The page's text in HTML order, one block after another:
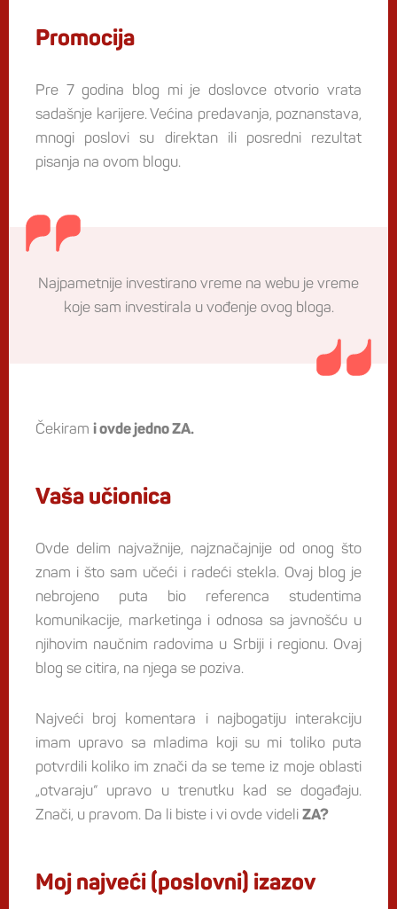
Promocija
Pre 7 godina blog mi je doslovce otvorio vrata
sadašnje karijere. Većina predavanja, poznanstava,
mnogi poslovi su direktan ili posredni rezultat
pisanja na ovom blogu.
Najpametnije investirano vreme na webu je vreme
koje sam investirala u vođenje ovog bloga.
Čekiram i ovde jedno ZA.
Vaša učionica
Ovde delim najvažnije, najznačajnije od onog što
znam i što sam učeći i radeći stekla. Ovaj blog je
nebrojeno puta bio referenca studentima
komunikacije, marketinga i odnosa sa javnošću u
njihovim naučnim radovima u Srbiji i regionu. Ovaj
blog se citira, na njega se poziva.
Najveći broj komentara i najbogatiju interakciju
imam upravo sa mladima koji su mi toliko puta
potvrdili koliko im znači da se teme iz moje oblasti
„otvaraju“ upravo u trenutku kad se događaju.
Znači, u pravom. Da li biste i vi ovde videli ZA?
Moj najveći (poslovni) izazov